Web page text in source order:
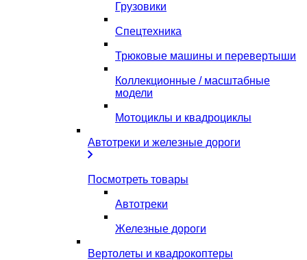
Грузовики
Спецтехника
Трюковые машины и перевертыши
Коллекционные / масштабные
модели
Мотоциклы и квадроциклы
Автотреки и железные дороги
Посмотреть товары
Автотреки
Железные дороги
Вертолеты и квадрокоптеры